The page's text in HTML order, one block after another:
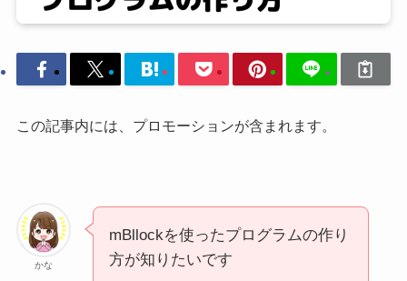
この記事内には、プロモーションが含まれます。
かな
mBllockを使ったプログラムの作り
方が知りたいです